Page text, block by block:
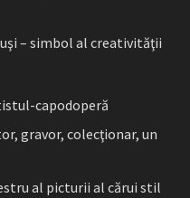
– simbol al creativităţii
capodoperă
gravor, colecţionar, un
al picturii al cărui stil